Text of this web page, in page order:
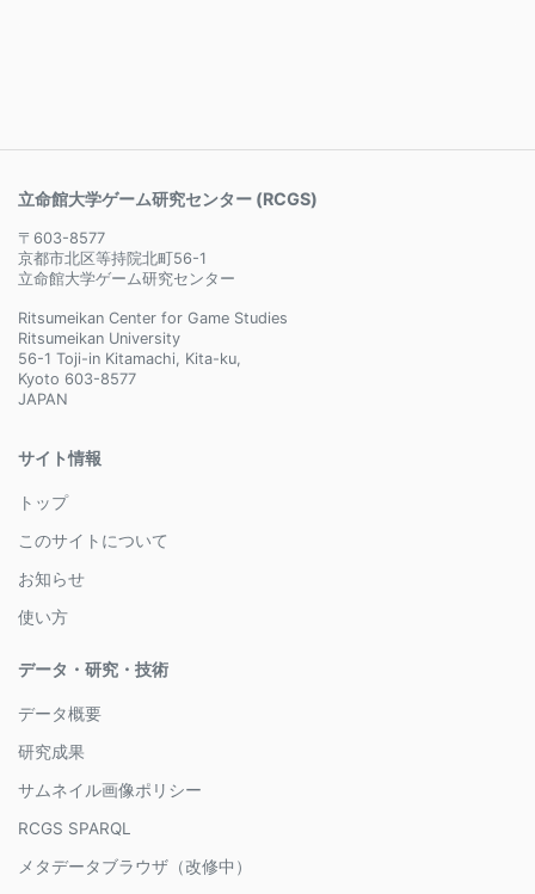
立命館大学ゲーム研究センター (RCGS)
〒603-8577
京都市北区等持院北町56-1
立命館大学ゲーム研究センター
Ritsumeikan Center for Game Studies
Ritsumeikan University
56-1 Toji-in Kitamachi, Kita-ku,
Kyoto 603-8577
JAPAN
サイト情報
トップ
このサイトについて
お知らせ
使い方
データ・研究・技術
データ概要
研究成果
サムネイル画像ポリシー
RCGS SPARQL
メタデータブラウザ（改修中）